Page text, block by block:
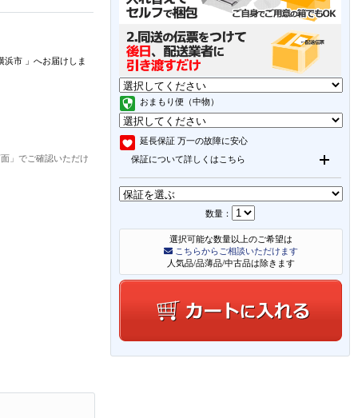
おまもり便（中物）
延長保証 万一の故障に安心
保証について詳しくはこちら
数量：
選択可能な数量以上のご希望は
こちらからご相談いただけます
人気品/品薄品/中古品は除きます
浜市 」 へお届けしま
」でご確認いただけ